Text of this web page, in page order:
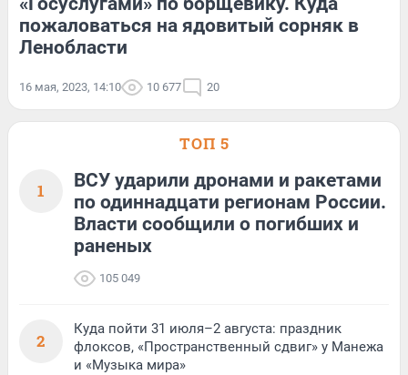
пожаловаться на ядовитый сорняк в
Ленобласти
16 мая, 2023, 14:10 10 677 20
ТОП 5
1
ВСУ ударили дронами и ракетами
по одиннадцати регионам России.
Власти сообщили о погибших и
раненых
105 049
2
Куда пойти 31 июля–2 августа: праздник
флоксов, «Пространственный сдвиг» у Манежа
и «Музыка мира»